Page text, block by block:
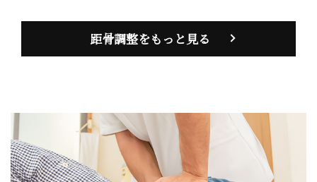
距骨調整をもっと見る